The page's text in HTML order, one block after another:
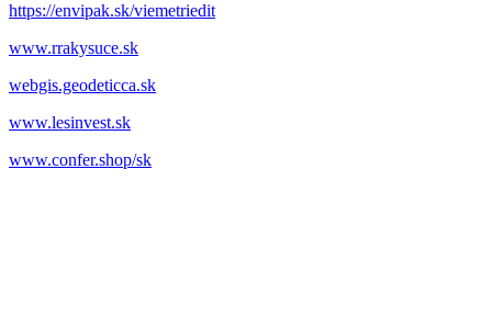
https://envipak.sk/viemetriedit
www.rrakysuce.sk
webgis.geodeticca.sk
www.lesinvest.sk
www.confer.shop/sk